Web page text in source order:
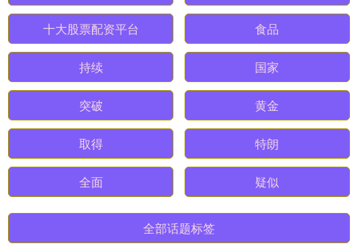
十大股票配资平台 食品
持续 国家
突破 黄金
取得 特朗
全面 疑似
全部话题标签